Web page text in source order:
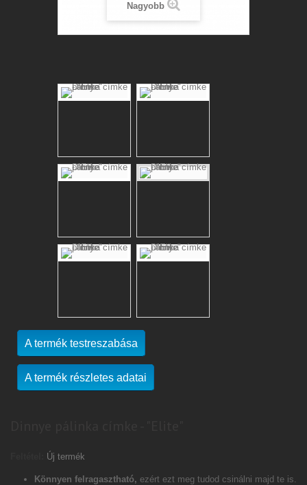
Nagyobb
A termék testreszabása
A termék részletes adatai
Új termék
Könnyen felragasztható, ezért ezt meg tudod csinálni majd te is.